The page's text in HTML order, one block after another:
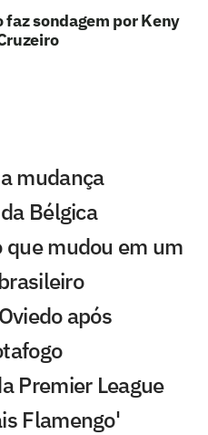
faz sondagem por Keny
mudança
Bélgica
que mudou em um
após
Premier League
Flamengo'